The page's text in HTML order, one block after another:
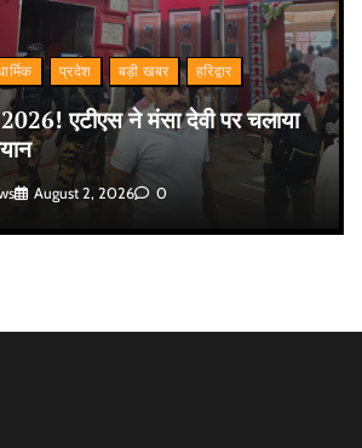
प्रदेश बड़ी खबर हरिद्वार
एटीएस ने मंसा देवी पर चलाया
August 2, 2026 0